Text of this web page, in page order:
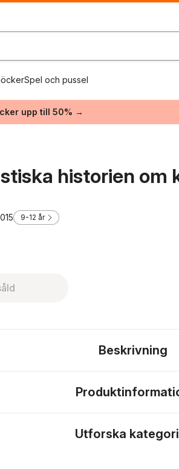
Spel och pussel
upp till 50% →
historien om
9-12 år
antal röster:
Beskrivning
Utforska